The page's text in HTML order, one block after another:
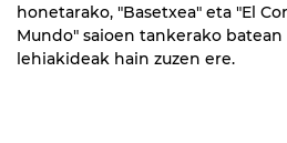
honetarako, "Basetxea" eta "El
Mundo" saioen tankerako
lehiakideak hain zuzen ere.